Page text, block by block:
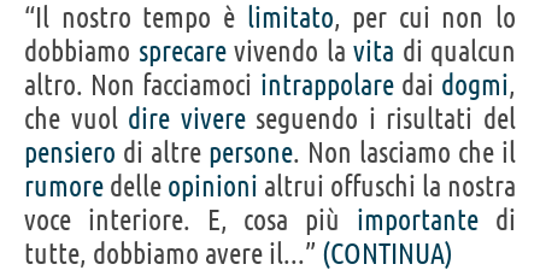
“Il nostro tempo è limitato, per cui non lo
dobbiamo sprecarevivendo la vita di qualcun
altro. Non facciamoci intrappolaredai dogmi,
che vuol dire vivereseguendo i risultati del
pensiero di altre persone. Non lasciamo che il
rumore delle opinioni altrui offuschi la nostra
voce interiore. E, cosa più importante di
tutte, dobbiamo avere il...” (CONTINUA)